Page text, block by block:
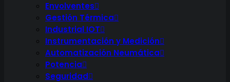
Envolventes
Gestión Térmica
Industrial IOT
Instrumentación y Medición
Automatización Neumática
Potencia
Seguridad